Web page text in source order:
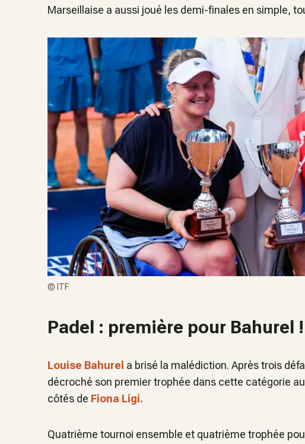
Marseillaise a aussi joué les demi-finales en simple,
© ITF
Padel : première pour Bahurel !
Louise Bahurel a brisé la malédiction. Après trois
décroché son premier trophée dans cette catégorie au
côtés de Fiona Ligi.
Quatrième tournoi ensemble et quatrième trophée